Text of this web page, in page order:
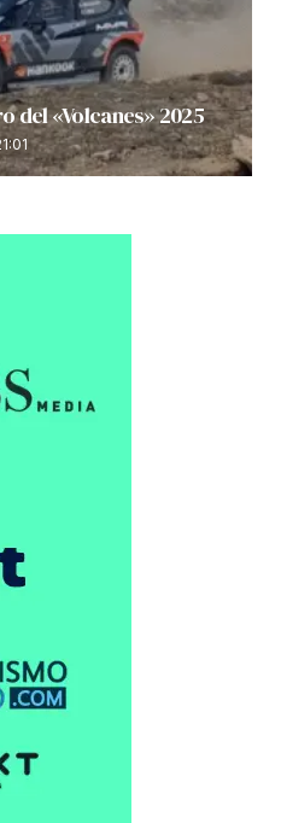
del «Volcanes» 2025